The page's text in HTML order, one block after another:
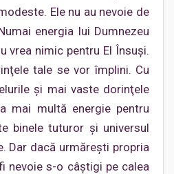
Ele nu au nevoie de
energia lui Dumnezeu
vrea nimic pentru El Însuşi.
tale se vor împlini. Cu
şi mai vaste dorinţele
mai multă energie pentru
binele tuturor şi universul
Dar dacă urmăreşti propria
nevoie s-o câştigi pe calea